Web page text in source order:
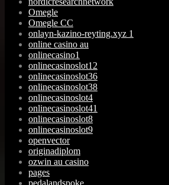
Omegle
Omegle CC
onlayn-kazino-reyting.xyz 1
online casino au
onlinecasino1
onlinecasinoslot12
onlinecasinoslot36
onlinecasinoslot38
onlinecasinoslot4
onlinecasinoslot41
onlinecasinoslot8
onlinecasinoslot9
openvector
originadiplom
ozwin au casino
pages
pedalandspoke